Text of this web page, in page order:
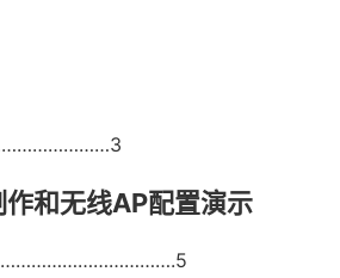
和无线AP配置演示